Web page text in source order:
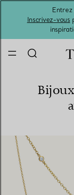
Entrez
Inscrivez-vous